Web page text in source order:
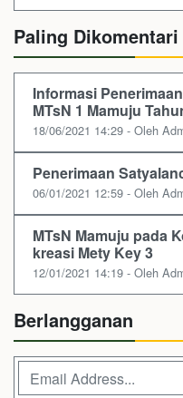
Paling Dikomentari
Informasi
MTsN 1 Mamuju
18/06/2021 14:29 - Oleh
Penerimaan
06/01/2021 12:59 - Oleh
MTsN Mamuju pada
kreasi Mety Key 3
12/01/2021 14:19 - Oleh
Berlangganan